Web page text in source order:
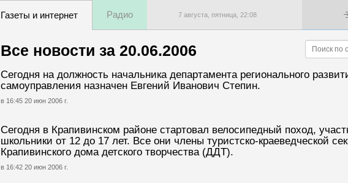
Газеты и интернет Радио 7 августа, пятница, 22:08
Все новости за 20.06.2006
Сегодня на должность начальника департамента регионального
самоуправления назначен Евгений Иванович Степин.
в 16:45 20 июн 2006 г.
Сегодня в Крапивинском районе стартовал велосипедный поход,
школьники от 12 до 17 лет. Все они члены туристско-краеведческой
Крапивинского дома детского творчества (ДДТ).
в 16:42 20 июн 2006 г.